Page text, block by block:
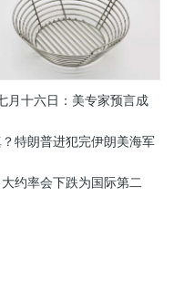
月十六日：美专家预言成
特朗普进犯完伊朗美海军
大约率会下跌为国际第二